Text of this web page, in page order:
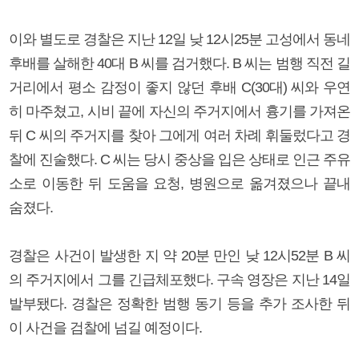
이와 별도로 경찰은 지난 12일 낮 12시25분 고성에서 동네
후배를 살해한 40대 B 씨를 검거했다. B 씨는 범행 직전 길
거리에서 평소 감정이 좋지 않던 후배 C(30대) 씨와 우연
히 마주쳤고, 시비 끝에 자신의 주거지에서 흉기를 가져온
뒤 C 씨의 주거지를 찾아 그에게 여러 차례 휘둘렀다고 경
찰에 진술했다. C 씨는 당시 중상을 입은 상태로 인근 주유
소로 이동한 뒤 도움을 요청, 병원으로 옮겨졌으나 끝내
숨졌다.
경찰은 사건이 발생한 지 약 20분 만인 낮 12시52분 B 씨
의 주거지에서 그를 긴급체포했다. 구속 영장은 지난 14일
발부됐다. 경찰은 정확한 범행 동기 등을 추가 조사한 뒤
이 사건을 검찰에 넘길 예정이다.